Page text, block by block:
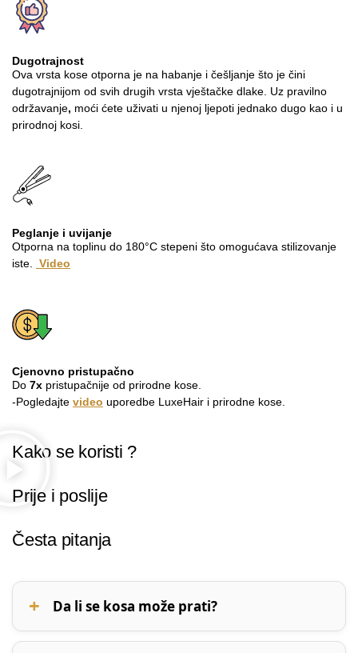
Dugotrajnost
Ova vrsta kose otporna je na habanje i češljanje što je čini
dugotrajnijom od svih drugih vrsta vještačke dlake. Uz pravilno
održavanje, moći ćete uživati u njenoj ljepoti jednako dugo kao i u
prirodnoj kosi.
Peglanje i uvijanje
Otporna na toplinu do 180°C stepeni što omogućava stilizovanje
iste.
Video
Cjenovno pristupačno
Do 7x pristupačnije od prirodne kose.
-Pogledajte video uporedbe LuxeHair i prirodne kose.
Kako se koristi ?
Prije i poslije
Česta pitanja
Da li se kosa može prati?
LuxeHair kosa se može prati. Više o pranju i